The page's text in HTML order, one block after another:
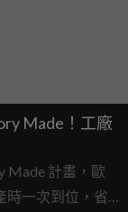
Made！工廠
Made 計畫，歐
時一次到位，省